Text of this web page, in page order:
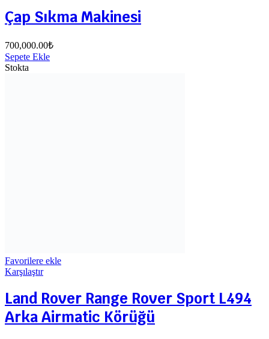
Çap Sıkma Makinesi
700,000.00₺
Sepete Ekle
Stokta
Favorilere ekle
Karşılaştır
Land Rover Range Rover Sport L494
Arka Airmatic Körüğü